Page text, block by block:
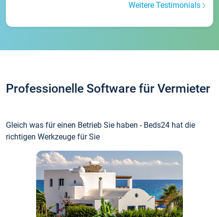
Weitere Testimonials
Professionelle Software für Vermieter
Gleich was für einen Betrieb Sie haben - Beds24 hat die
richtigen Werkzeuge für Sie